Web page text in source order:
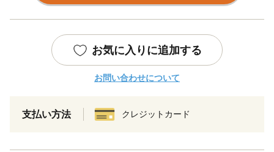
お気に入りに追加する
お問い合わせについて
支払い方法 クレジットカード